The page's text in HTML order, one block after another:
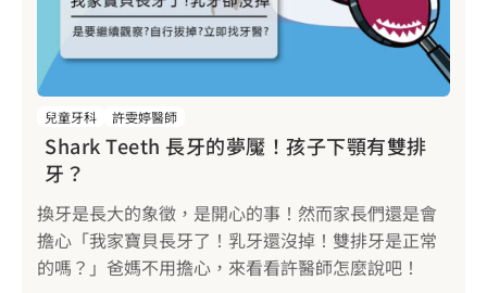
兒童牙科 許雯婷醫師
Shark Teeth 長牙的夢魘！孩子下顎有雙排
牙？
換牙是長大的象徵，是開心的事！然而家長們還是會
擔心「我家寶貝長牙了！乳牙還沒掉！雙排牙是正常
的嗎？」爸媽不用擔心，來看看許醫師怎麼說吧！